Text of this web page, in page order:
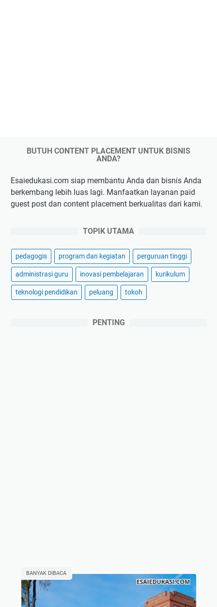
BUTUH CONTENT PLACEMENT UNTUK BISNIS
ANDA?
Esaiedukasi.com siap membantu Anda dan bisnis Anda
berkembang lebih luas lagi. Manfaatkan layanan paid
guest post dan content placement berkualitas dari kami.
TOPIK UTAMA
pedagogis program dan kegiatan perguruan tinggi
administrasi guru inovasi pembelajaran kurikulum
teknologi pendidikan peluang tokoh
PENTING
BANYAK DIBACA